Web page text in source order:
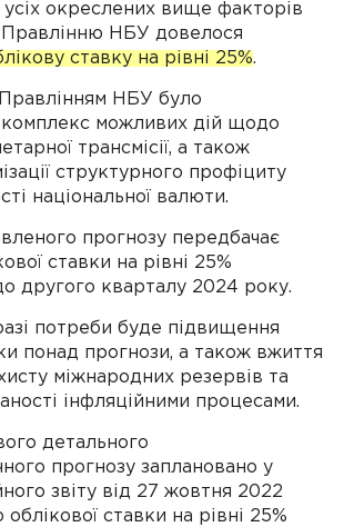
окреслених вище факторів
Правлінню НБУ довелося
ставку на рівні 25%.
НБУ було
можливих дій щодо
трансмісії, а також
структурного профіциту
національної валюти.
прогнозу передбачає
ставки на рівні 25%
другого кварталу 2024 року.
потреби буде підвищення
понад прогнози, а також вжиття
міжнародних резервів та
інфляційними процесами.
детального
прогнозу заплановано у
звіту від 27 жовтня 2022
ставки на рівні 25%